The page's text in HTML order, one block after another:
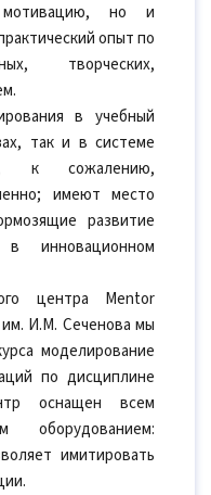
мотивацию, но и
опыт по
творческих,
в учебный
так и в системе
к сожалению,
имеют место
развитие
в инновационном
центра Mentor
И.М. Сеченова мы
моделирование
по дисциплине
оснащен всем
оборудованием:
имитировать